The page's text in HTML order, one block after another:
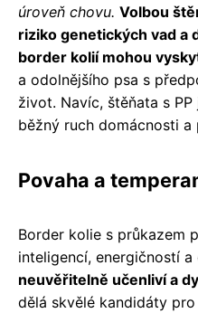
úroveň chovu. Volbou
riziko genetických vad a
border kolií mohou
a odolnějšího psa s
život. Navíc, štěňata s
běžný ruch domácnosti
Povaha a
Border kolie s průkazem
inteligencí, energičností a
neuvěřitelně učenliví a
dělá skvělé kandidáty